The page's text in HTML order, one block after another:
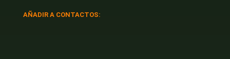
AÑADIR A CONTACTOS: